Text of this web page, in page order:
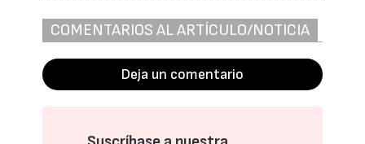
COMENTARIOS AL ARTÍCULO/NOTICIA
Deja un comentario